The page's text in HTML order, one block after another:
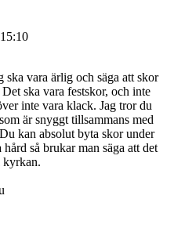
ska vara ärlig och säga att skor
ska vara festskor, och inte
inte vara klack. Jag tror du
är snyggt tillsammans med
kan absolut byta skor under
så brukar man säga att det
kyrkan.